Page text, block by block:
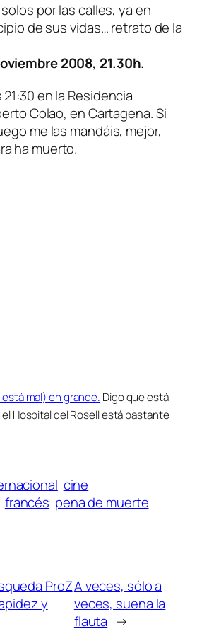
por las calles, ya en
de sus vidas… retrato de la
2008, 21.30h.
en la Residencia
Colao, en Cartagena. Si
me las mandáis, mejor,
ha muerto.
mal) en grande. Digo que está
Hospital del Rosell está bastante
cine
francés pena de muerte
ProZ
y
A veces, sólo a
veces, suena la
flauta →